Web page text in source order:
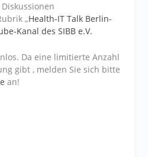
„Health-IT Talk Berlin-
Kanal des SIBB e.V.
Da eine limitierte Anzahl
gibt , melden Sie sich bitte
an!